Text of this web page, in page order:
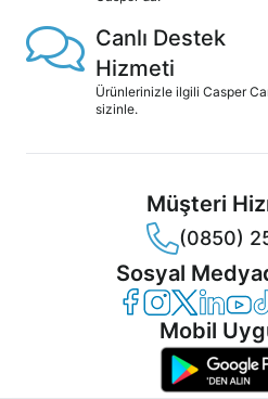
Canlı Destek
Hizmeti
Ürünlerinizle ilgili Casper
sizinle.
Müşteri
(0850)
Sosyal
Casper Facebook
CasperCasperCasper
Mobil